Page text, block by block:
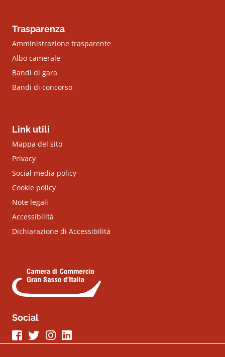
Trasparenza
Amministrazione trasparente
Albo camerale
Bandi di gara
Bandi di concorso
Link utili
Mappa del sito
Privacy
Social media policy
Cookie policy
Note legali
Accessibilità
Dichiarazione di Accessibilità
Social
Seguici su Facebook
Seguici su Twitter
Seguici su Instagram
Seguici su LinkeIn